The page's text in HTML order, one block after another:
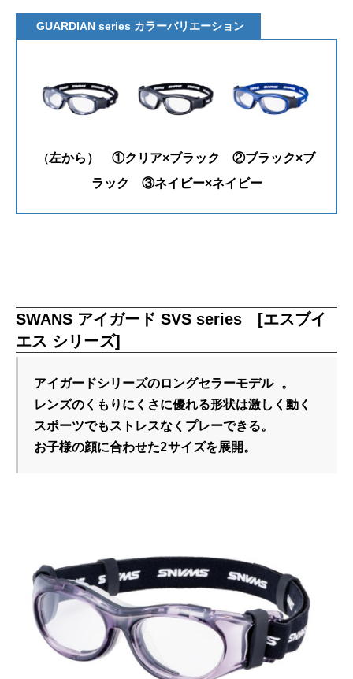
GUARDIAN series カラーバリエーション
（左から） ①クリア×ブラック ②ブラック×ブ
ラック ③ネイビー×ネイビー
SWANS アイガード SVS series [エスブイ
エス シリーズ]
アイガードシリーズのロングセラーモデル 。
レンズのくもりにくさに優れる形状は激しく動く
スポーツでもストレスなくプレーできる。
お子様の顔に合わせた2サイズを展開。